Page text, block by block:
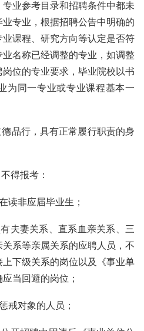
业参考目录和招聘条件中都未
专业，根据招聘公告中明确的
课程、研究方向等认定是否符
名称已经调整的专业，如调整
位的专业要求，毕业院校以书
为同一专业或专业课程基本一
品行，具有正常履行职责的身
得报考：
读非应届毕业生；
夫妻关系、直系血亲关系、三
系等亲属关系的应聘人员，不
下级关系的岗位以及《事业单
当回避的岗位；
戒对象的人员；